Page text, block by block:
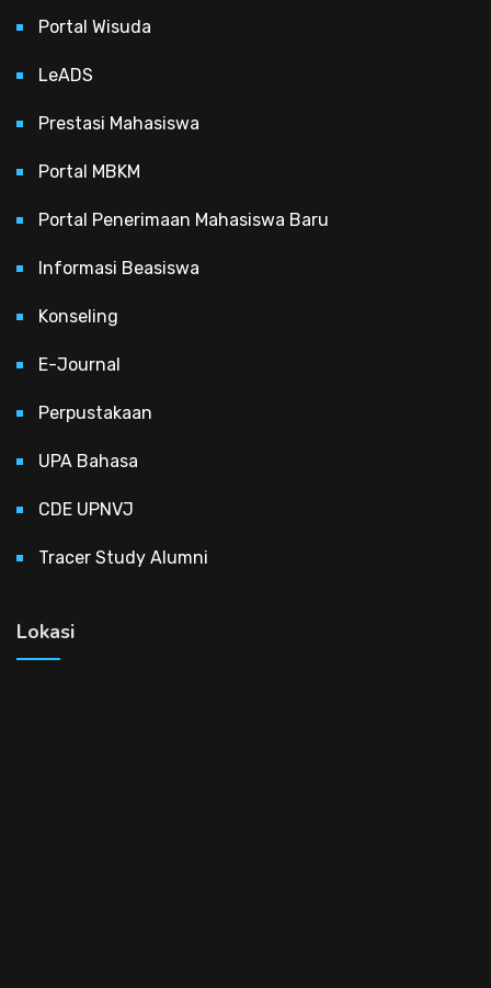
Portal Wisuda
LeADS
Prestasi Mahasiswa
Portal MBKM
Portal Penerimaan Mahasiswa Baru
Informasi Beasiswa
Konseling
E-Journal
Perpustakaan
UPA Bahasa
CDE UPNVJ
Tracer Study Alumni
Lokasi